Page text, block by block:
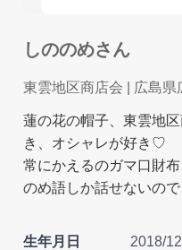
しののめさん
東雲地区商店会 | 広島県
蓮の花の帽子、東雲地
き、オシャレが好き♡
常にかえるのガマ口財
のめ語しか話せないの
生年月日 2018/